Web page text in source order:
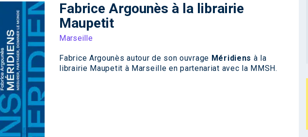
Fabrice Argounès à la librairie
Maupetit
Marseille
Fabrice Argounès autour de son ouvrage Méridiens à la
librairie Maupetit à Marseille en partenariat avec la MMSH.